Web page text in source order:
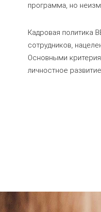
программа, но
Кадровая политика
сотрудников,
Основными
личностное развитие.